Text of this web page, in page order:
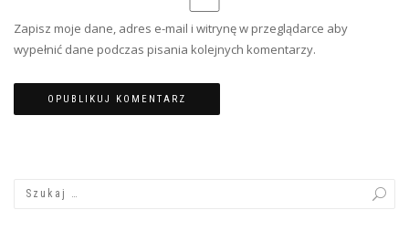
Zapisz moje dane, adres e-mail i witrynę w przeglądarce aby
wypełnić dane podczas pisania kolejnych komentarzy.